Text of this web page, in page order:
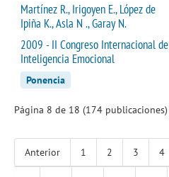
Martínez R., Irigoyen E., López de
Ipiña K., Asla N ., Garay N.
2009 - II Congreso Internacional de
Inteligencia Emocional
Ponencia
Página 8 de 18 (174 publicaciones)
Anterior 1 2 3 4